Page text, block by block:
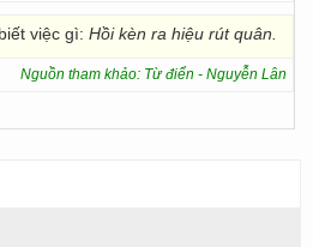
việc gì: Hồi kèn ra hiệu rút quân.
Nguồn tham khảo: Từ điển - Nguyễn Lân